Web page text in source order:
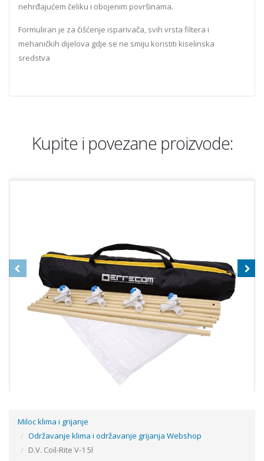
nehrđajućem čeliku i obojenim površinama.
Formuliran je za čišćenje isparivača, svih vrsta filtera i
mehaničkih dijelova gdje se ne smiju koristiti kiselinska
sredstva
Kupite i povezane proizvode:
CEILY A/C COVER - ZAŠTITNI POKROV ZA KAZETNE JEDINICE
Miloc klima i grijanje
Održavanje klima i održavanje grijanja Webshop
D.V. Coil-Rite V-1 5l